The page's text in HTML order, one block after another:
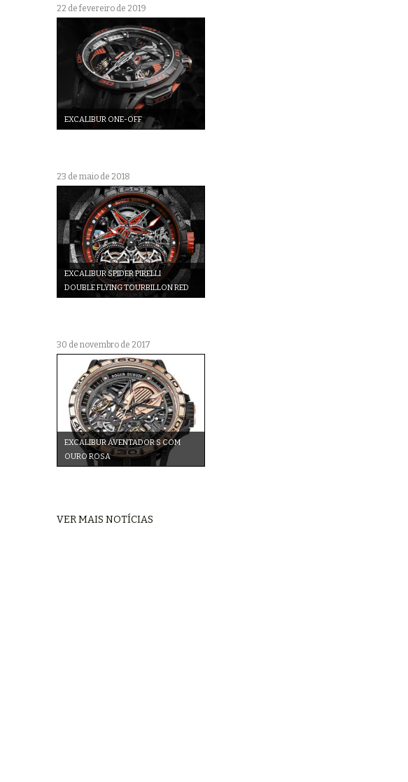
22 de fevereiro de 2019
EXCALIBUR ONE-OFF
23 de maio de 2018
EXCALIBUR SPIDER PIRELLI
DOUBLE FLYING TOURBILLON RED
30 de novembro de 2017
EXCALIBUR AVENTADOR S COM
OURO ROSA
VER MAIS NOTÍCIAS